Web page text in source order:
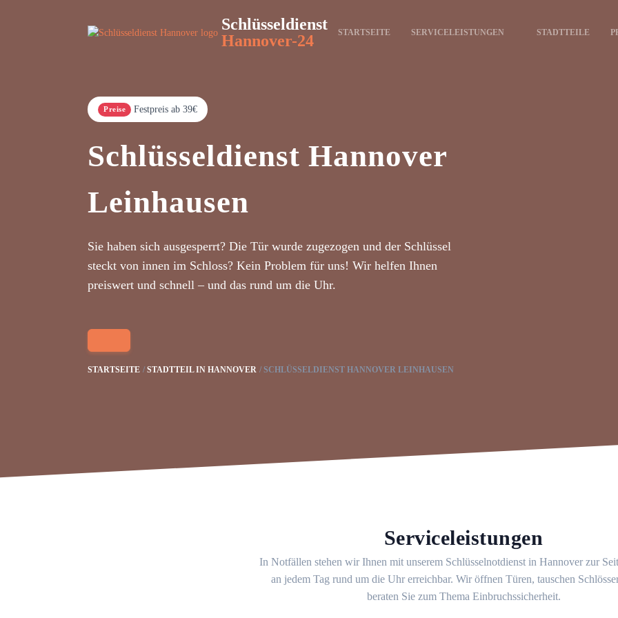
Schlüsseldienst
Hannover-24
STARTSEITE SERVICELEISTUNGEN STADTTEILE
Preise Festpreis ab 39€
Schlüsseldienst Hannover
Leinhausen
Sie haben sich ausgesperrt? Die Tür wurde zugezogen und der Schlüssel
steckt von innen im Schloss? Kein Problem für uns! Wir helfen Ihnen
preiswert und schnell – und das rund um die Uhr.
STARTSEITE STADTTEIL IN HANNOVER SCHLÜSSELDIENST HANNOVER LEINHAUSEN
Serviceleistungen
In Notfällen stehen wir Ihnen mit unserem Schlüsselnotdienst in Hannover zur
an jedem Tag rund um die Uhr erreichbar. Wir öffnen Türen, tauschen
beraten Sie zum Thema Einbruchssicherheit.